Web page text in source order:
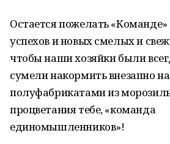
Остается пожелать
успехов и новых смелых и
чтобы наши хозяйки были
сумели накормить внезапно
полуфабрикатами из
процветания тебе, «команда
единомышленников»!